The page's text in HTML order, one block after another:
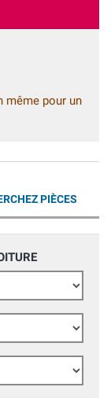
même pour un
PIÈCES